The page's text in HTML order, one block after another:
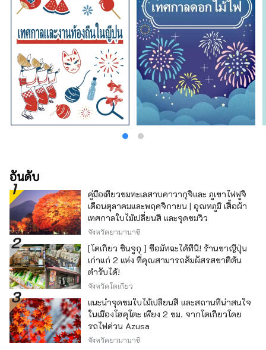
อาคาร Mainichi Shimbun 3-4-5 Umeda, Kita-
ku, Osaka 530-0001 อีเมล:
info@yumeshimakikou.com โทรศัพท์: 06-
6136-8803
*************************************
**
อันดับ
คู่มือเที่ยวชมทะเลสาบคาวากุจิและ ภูเขาไฟฟูจิ
เดือนตุลาคมและพฤศจิกายน | อุณหภูมิ เสื้อผ้า
เทศกาลใบไม้เปลี่ยนสี และจุดชมวิว
จังหวัดยามานาชิ
[โตเกียว ชินจูกุ ] ซื้อมัทฉะได้ที่นี่! ร้านชาญี่ปุ่น
เก่าแก่ 2 แห่ง ที่คุณสามารถสัมผัสรสชาติต้น
ตำรับได้!
จังหวัดโตเกียว
แนะนำจุดชมใบไม้เปลี่ยนสี และสถานที่น่าสนใจ
ในเมืองโฮคุโตะ เพียง 2 ชม. จากโตเกียวโดย
รถไฟด่วน Azusa
จังหวัดยามานาชิ